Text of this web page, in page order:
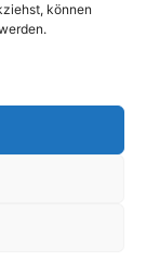
können